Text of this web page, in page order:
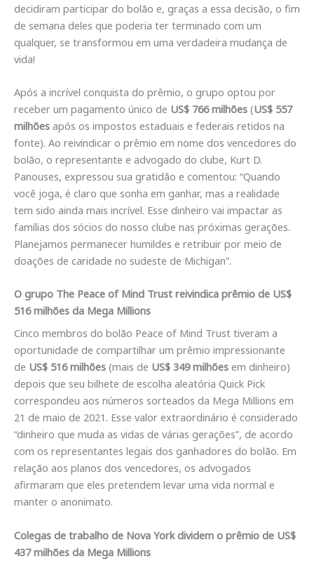
decidiram participar do bolão e, graças a essa decisão, o fim
de semana deles que poderia ter terminado com um
qualquer, se transformou em uma verdadeira mudança de
vida!
Após a incrível conquista do prêmio, o grupo optou por
receber um pagamento único de US$ 766 milhões (US$ 557
milhões após os impostos estaduais e federais retidos na
fonte). Ao reivindicar o prêmio em nome dos vencedores do
bolão, o representante e advogado do clube, Kurt D.
Panouses, expressou sua gratidão e comentou: “Quando
você joga, é claro que sonha em ganhar, mas a realidade
tem sido ainda mais incrível. Esse dinheiro vai impactar as
famílias dos sócios do nosso clube nas próximas gerações.
Planejamos permanecer humildes e retribuir por meio de
doações de caridade no sudeste de Michigan”.
O grupo The Peace of Mind Trust reivindica prêmio de US$
516 milhões da Mega Millions
Cinco membros do bolão Peace of Mind Trust tiveram a
oportunidade de compartilhar um prêmio impressionante
de US$ 516 milhões (mais de US$ 349 milhões em dinheiro)
depois que seu bilhete de escolha aleatória Quick Pick
correspondeu aos números sorteados da Mega Millions em
21 de maio de 2021. Esse valor extraordinário é considerado
“dinheiro que muda as vidas de várias gerações”, de acordo
com os representantes legais dos ganhadores do bolão. Em
relação aos planos dos vencedores, os advogados
afirmaram que eles pretendem levar uma vida normal e
manter o anonimato.
Colegas de trabalho de Nova York dividem o prêmio de US$
437 milhões da Mega Millions